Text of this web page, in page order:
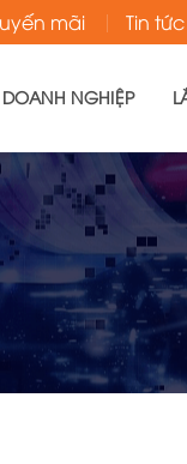
mãi Tin tức
DOANH NGHIỆP